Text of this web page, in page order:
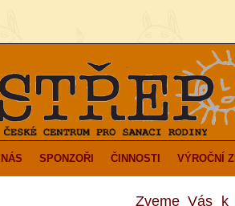
SPONZOŘI ČINNOSTI VÝROČNÍ
Zveme Vás k